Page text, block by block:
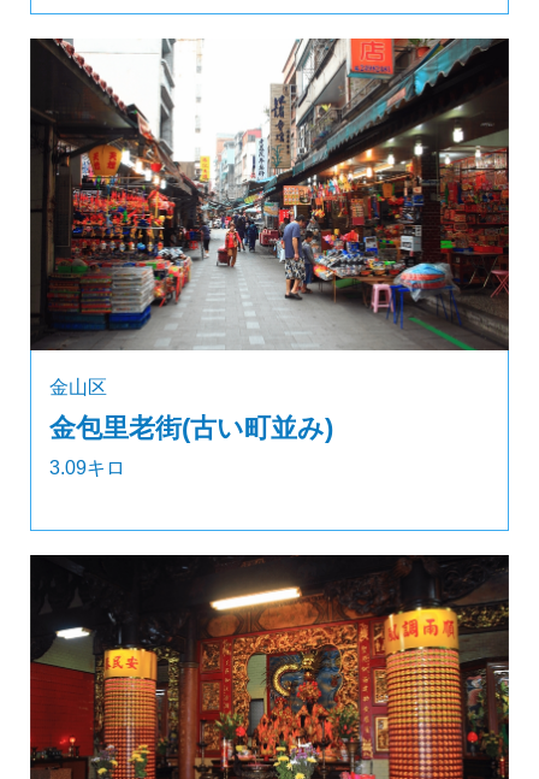
金山区
金包里老街(古い町並み)
3.09キロ